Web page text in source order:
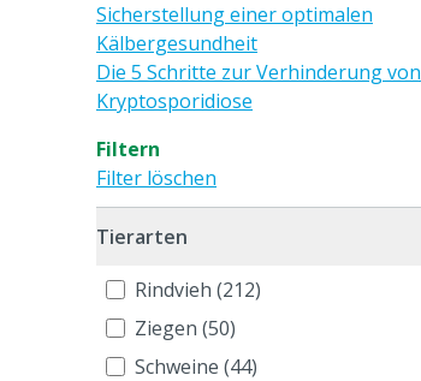
Sicherstellung einer optimalen
Kälbergesundheit
Die 5 Schritte zur Verhinderung von
Kryptosporidiose
Filtern
Filter löschen
Tierarten
Rindvieh (212)
Ziegen (50)
Schweine (44)